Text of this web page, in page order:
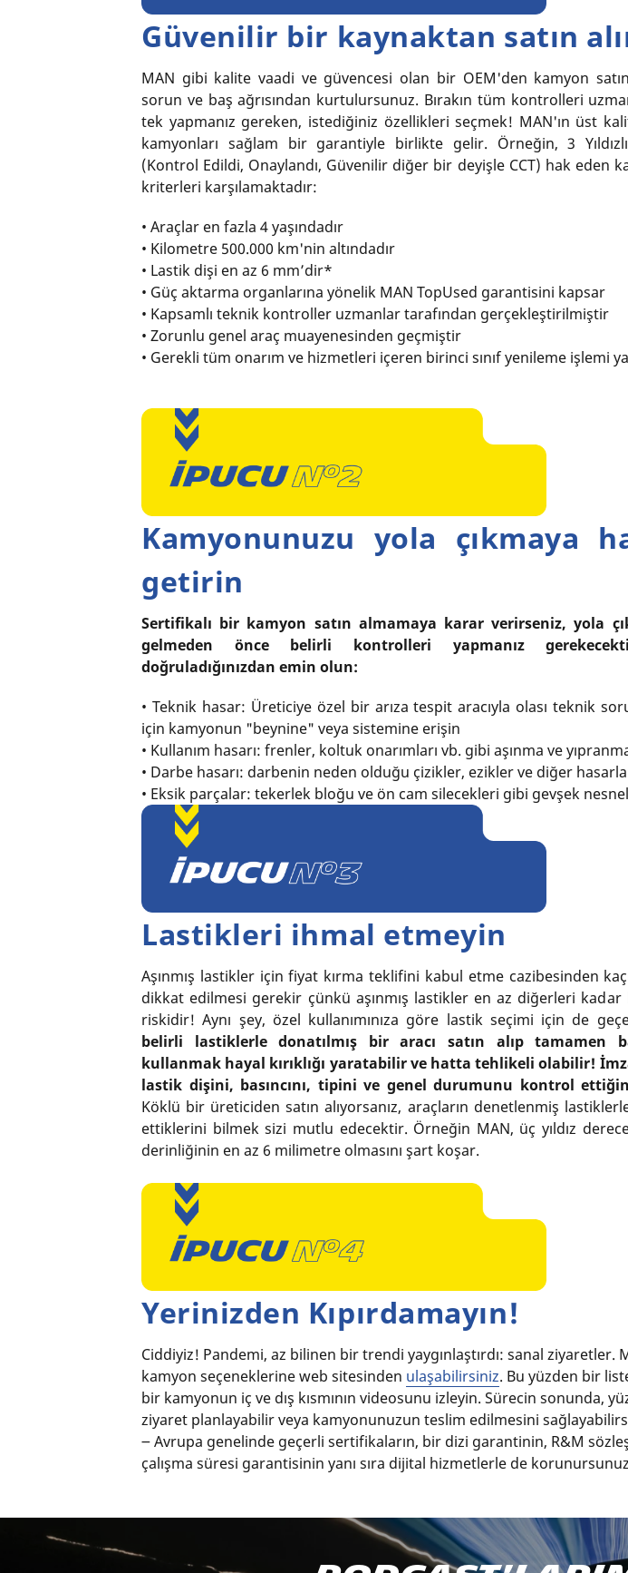
Güvenilir bir kaynaktan satın
MAN gibi kalite vaadi ve güvencesi olan bir OEM'den kamyon
sorun ve baş ağrısından kurtulursunuz. Bırakın tüm kontrolleri
tek yapmanız gereken, istediğiniz özellikleri seçmek! MAN'ın üst
kamyonları sağlam bir garantiyle birlikte gelir. Örneğin, 3
(Kontrol Edildi, Onaylandı, Güvenilir diğer bir deyişle CCT) hak eden
kriterleri karşılamaktadır:
• Araçlar en fazla 4 yaşındadır
• Kilometre 500.000 km'nin altındadır
• Lastik dişi en az 6 mm’dir*
• Güç aktarma organlarına yönelik MAN TopUsed garantisini kapsar
• Kapsamlı teknik kontroller uzmanlar tarafından gerçekleştirilmiştir
• Zorunlu genel araç muayenesinden geçmiştir
• Gerekli tüm onarım ve hizmetleri içeren birinci sınıf yenileme işlemi
Kamyonunuzu yola çıkmaya
getirin
Sertifikalı bir kamyon satın almamaya karar verirseniz, yola
gelmeden önce belirli kontrolleri yapmanız
doğruladığınızdan emin olun:
• Teknik hasar: Üreticiye özel bir arıza tespit aracıyla olası teknik
için kamyonun "beynine" veya sistemine erişin
• Kullanım hasarı: frenler, koltuk onarımları vb. gibi aşınma ve
• Darbe hasarı: darbenin neden olduğu çizikler, ezikler ve diğer
• Eksik parçalar: tekerlek bloğu ve ön cam silecekleri gibi gevşek
Lastikleri ihmal etmeyin
Aşınmış lastikler için fiyat kırma teklifini kabul etme cazibesinden
dikkat edilmesi gerekir çünkü aşınmış lastikler en az diğerleri
riskidir! Aynı şey, özel kullanımınıza göre lastik seçimi için de
belirli lastiklerle donatılmış bir aracı satın alıp tamamen
kullanmak hayal kırıklığı yaratabilir ve hatta tehlikeli olabilir!
lastik dişini, basıncını, tipini ve genel durumunu kontrol
Köklü bir üreticiden satın alıyorsanız, araçların denetlenmiş lastiklerle
ettiklerini bilmek sizi mutlu edecektir. Örneğin MAN, üç yıldız
derinliğinin en az 6 milimetre olmasını şart koşar.
Yerinizden Kıpırdamayın!
Ciddiyiz! Pandemi, az bilinen bir trendi yaygınlaştırdı: sanal ziyaretler.
kamyon seçeneklerine web sitesinden ulaşabilirsiniz. Bu yüzden bir
bir kamyonun iç ve dış kısmının videosunu izleyin. Sürecin sonunda,
ziyaret planlayabilir veya kamyonunuzun teslim edilmesini
౼ Avrupa genelinde geçerli sertifikaların, bir dizi garantinin, R&M
çalışma süresi garantisinin yanı sıra dijital hizmetlerle de